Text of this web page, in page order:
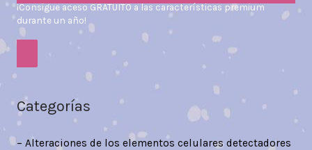
¡Consigue aceso GRATUITO a las características premium
durante un año!
Categorías
– Alteraciones de los elementos celulares detectadores